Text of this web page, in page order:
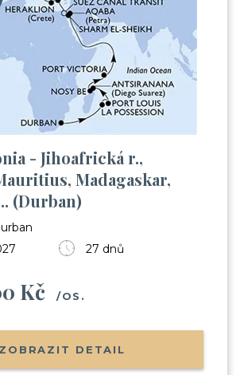
- Jihoafrická r.,
Madagaskar,
(Durban)
27 dnů
Kč /OS.
ZOBRAZIT DETAIL